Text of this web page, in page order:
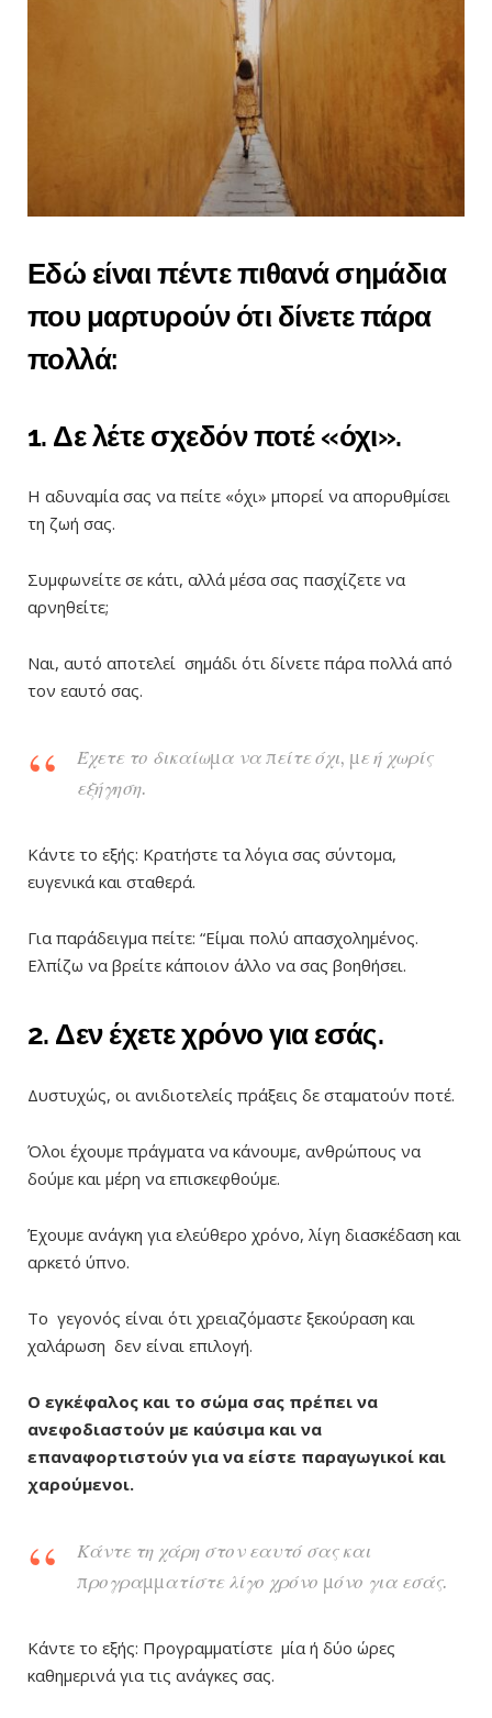
Εδώ είναι πέντε πιθανά σημάδια
που μαρτυρούν ότι δίνετε πάρα
πολλά:
1. Δε λέτε σχεδόν ποτέ «όχι».
Η αδυναμία σας να πείτε «όχι» μπορεί να απορυθμίσει
τη ζωή σας.
Συμφωνείτε σε κάτι, αλλά μέσα σας πασχίζετε να
αρνηθείτε;
Ναι, αυτό αποτελεί σημάδι ότι δίνετε πάρα πολλά από
τον εαυτό σας.
Έχετε το δικαίωμα να πείτε όχι, με ή χωρίς
εξήγηση.
Κάντε το εξής: Κρατήστε τα λόγια σας σύντομα,
ευγενικά και σταθερά.
Για παράδειγμα πείτε: “Είμαι πολύ απασχολημένος.
Ελπίζω να βρείτε κάποιον άλλο να σας βοηθήσει.
2. Δεν έχετε χρόνο για εσάς.
Δυστυχώς, οι ανιδιοτελείς πράξεις δε σταματούν ποτέ.
Όλοι έχουμε πράγματα να κάνουμε, ανθρώπους να
δούμε και μέρη να επισκεφθούμε.
Έχουμε ανάγκη για ελεύθερο χρόνο, λίγη διασκέδαση και
αρκετό ύπνο.
Το γεγονός είναι ότι χρειαζόμαστε ξεκούραση και
χαλάρωση δεν είναι επιλογή.
Ο εγκέφαλος και το σώμα σας πρέπει να
ανεφοδιαστούν με καύσιμα και να
επαναφορτιστούν για να είστε παραγωγικοί και
χαρούμενοι.
Κάντε τη χάρη στον εαυτό σας και
προγραμματίστε λίγο χρόνο μόνο για εσάς.
Κάντε το εξής: Προγραμματίστε μία ή δύο ώρες
καθημερινά για τις ανάγκες σας.